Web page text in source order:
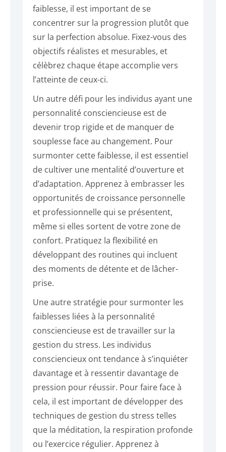
faiblesse, il est important de se
concentrer sur la progression plutôt que
sur la perfection absolue. Fixez-vous des
objectifs réalistes et mesurables, et
célèbrez chaque étape accomplie vers
l’atteinte de ceux-ci.
Un autre défi pour les individus ayant une
personnalité consciencieuse est de
devenir trop rigide et de manquer de
souplesse face au changement. Pour
surmonter cette faiblesse, il est essentiel
de cultiver une mentalité d’ouverture et
d’adaptation. Apprenez à embrasser les
opportunités de croissance personnelle
et professionnelle qui se présentent,
même si elles sortent de votre zone de
confort. Pratiquez la flexibilité en
développant des routines qui incluent
des moments de détente et de lâcher-
prise.
Une autre stratégie pour surmonter les
faiblesses liées à la personnalité
consciencieuse est de travailler sur la
gestion du stress. Les individus
consciencieux ont tendance à s’inquiéter
davantage et à ressentir davantage de
pression pour réussir. Pour faire face à
cela, il est important de développer des
techniques de gestion du stress telles
que la méditation, la respiration profonde
ou l’exercice régulier. Apprenez à